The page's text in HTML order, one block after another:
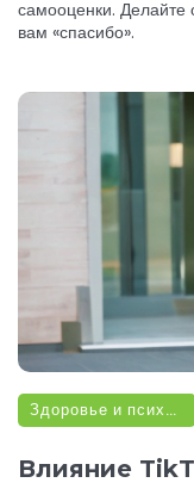
самооценки. Делайте
вам «спасибо».
Здоровье и психология
Влияние